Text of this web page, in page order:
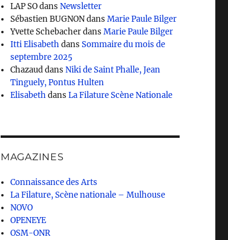
LAP SOdansNewsletter
Sébastien BUGNONdansMarie Paule Bilger
Yvette SchebacherdansMarie Paule Bilger
Itti ElisabethdansSommaire du mois de
septembre 2025
ChazauddansNiki de Saint Phalle, Jean
Tinguely, Pontus Hulten
ElisabethdansLa Filature Scène Nationale
MAGAZINES
Connaissance des Arts
La Filature, Scène nationale – Mulhouse
NOVO
OPENEYE
OSM-ONR